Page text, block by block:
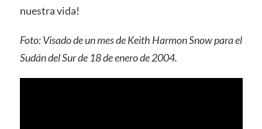
nuestra vida!
Foto: Visado de un mes de Keith Harmon Snow para el
Sudán del Sur de 18 de enero de 2004.